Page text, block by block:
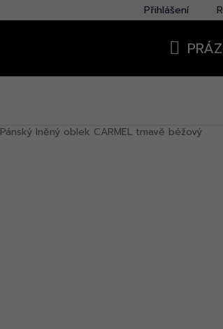
Přihlášení
Pánský lněný oblek CARMEL tmavě béžový